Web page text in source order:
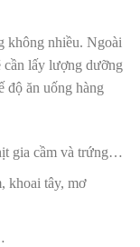
không nhiều. Ngoài
cần lấy lượng dưỡng
độ ăn uống hàng
gia cầm và trứng…
khoai tây, mơ